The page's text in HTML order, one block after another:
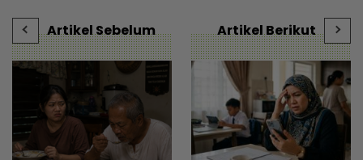
Artikel Sebelum Artikel Berikut